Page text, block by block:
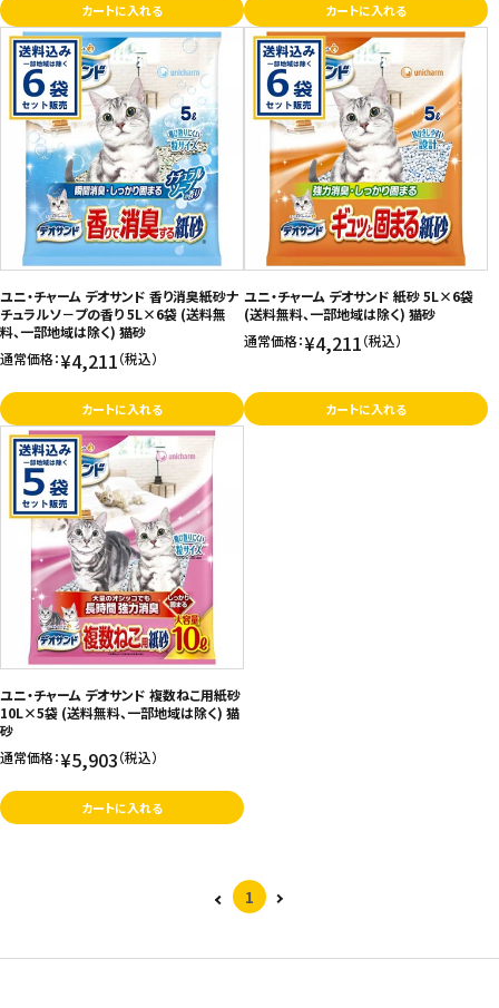
カートに入れる カートに入れる
ユニ・チャーム デオサンド 香り消臭紙砂ナ
チュラルソ－プの香り 5L×6袋 (送料無
料、一部地域は除く) 猫砂
通常価格：¥4,211（税込）
カートに入れる
ユニ・チャーム デオサンド 紙砂 5L×6袋
(送料無料、一部地域は除く) 猫砂
通常価格：¥4,211（税込）
カートに入れる
ユニ・チャーム デオサンド 複数ねこ用紙砂
10L×5袋 (送料無料、一部地域は除く) 猫
砂
通常価格：¥5,903（税込）
カートに入れる
1